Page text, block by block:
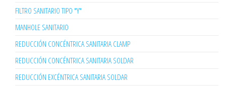
FILTRO SANITARIO TIPO "Y"
MANHOLE SANITARIO
REDUCCIÓN CONCÉNTRICA SANITARIA CLAMP
REDUCCIÓN CONCÉNTRICA SANITARIA SOLDAR
REDUCCIÓN EXCÉNTRICA SANITARIA SOLDAR